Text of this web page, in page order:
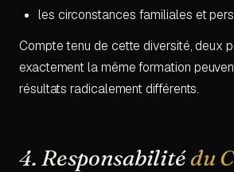
les circonstances familiales et
Compte tenu de cette diversité, deux
exactement la même formation
résultats radicalement différents.
4. Responsabilitédu